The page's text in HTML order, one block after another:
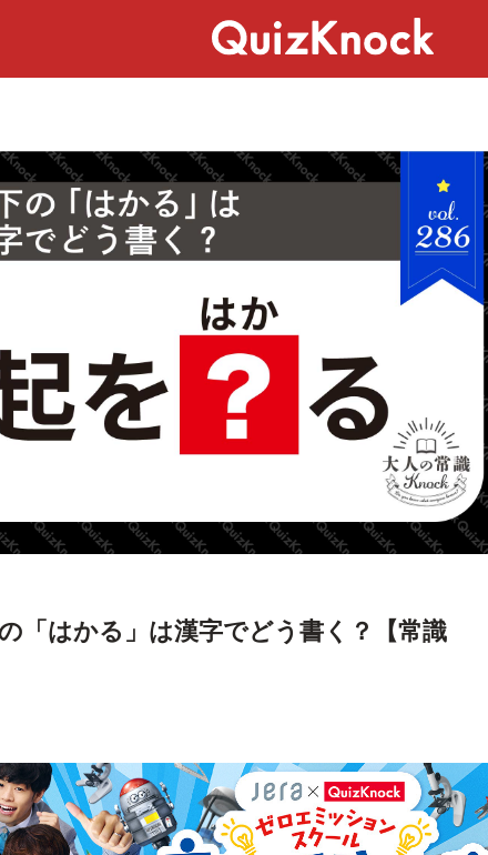
「はかる」は漢字でどう書く？【常識